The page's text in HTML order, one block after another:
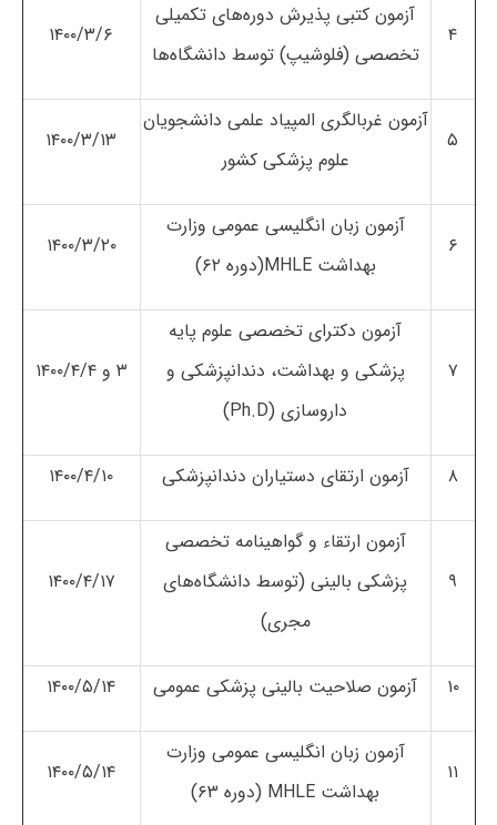
۴
آزمون کتبی پذیرش دوره‌های تکمیلی
تخصصی (فلوشیپ) توسط دانشگاه‌ها
۱۴۰۰/۳/۶
۵
آزمون غربالگری المپیاد علمی دانشجویان
علوم پزشکی کشور
۱۴۰۰/۳/۱۳
۶
آزمون زبان انگلیسی عمومی وزارت
بهداشت MHLE(دوره ۶۲)
۱۴۰۰/۳/۲۰
۷
آزمون دکترای تخصصی علوم پایه
پزشکی و بهداشت، دندانپزشکی و
داروسازی (Ph.D)
۳ و ۱۴۰۰/۴/۴
۸ آزمون ارتقای دستیاران دندانپزشکی ۱۴۰۰/۴/۱۰
۹
آزمون ارتقاء و گواهینامه تخصصی
پزشکی بالینی (توسط دانشگاه‌های
مجری)
۱۴۰۰/۴/۱۷
۱۰ آزمون صلاحیت بالینی پزشکی عمومی ۱۴۰۰/۵/۱۴
۱۱
آزمون زبان انگلیسی عمومی وزارت
بهداشت MHLE (دوره ۶۳)
۱۴۰۰/۵/۱۴